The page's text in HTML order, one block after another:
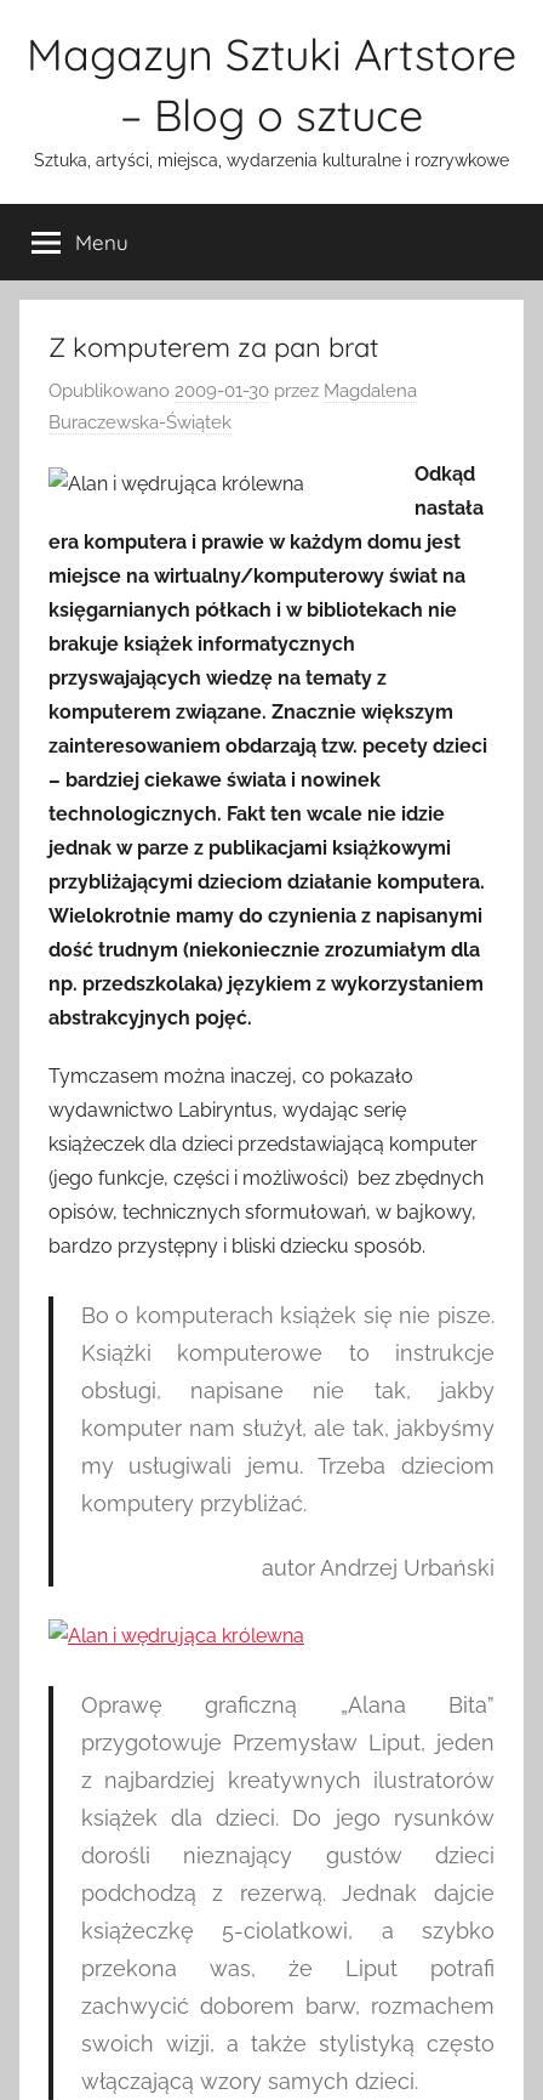
Magazyn Sztuki Artstore
– Blog o sztuce
Sztuka, artyści, miejsca, wydarzenia kulturalne i rozrywkowe
Menu
Z komputerem za pan brat
Opublikowano 2009-01-30 przez Magdalena
Buraczewska-Świątek
Odkąd
nastała
era komputera i prawie w każdym domu jest
miejsce na wirtualny/komputerowy świat na
księgarnianych półkach i w bibliotekach nie
brakuje książek informatycznych
przyswajających wiedzę na tematy z
komputerem związane. Znacznie większym
zainteresowaniem obdarzają tzw. pecety dzieci
– bardziej ciekawe świata i nowinek
technologicznych. Fakt ten wcale nie idzie
jednak w parze z publikacjami książkowymi
przybliżającymi dzieciom działanie komputera.
Wielokrotnie mamy do czynienia z napisanymi
dość trudnym (niekoniecznie zrozumiałym dla
np. przedszkolaka) językiem z wykorzystaniem
abstrakcyjnych pojęć.
Tymczasem można inaczej, co pokazało
wydawnictwo Labiryntus, wydając serię
książeczek dla dzieci przedstawiającą komputer
(jego funkcje, części i możliwości) bez zbędnych
opisów, technicznych sformułowań, w bajkowy,
bardzo przystępny i bliski dziecku sposób.
Bo o komputerach książek się nie pisze.
Książki komputerowe to instrukcje
obsługi, napisane nie tak, jakby
komputer nam służył, ale tak, jakbyśmy
my usługiwali jemu. Trzeba dzieciom
komputery przybliżać.
autor Andrzej Urbański
Oprawę graficzną „Alana Bita”
przygotowuje Przemysław Liput, jeden
z najbardziej kreatywnych ilustratorów
książek dla dzieci. Do jego rysunków
dorośli nieznający gustów dzieci
podchodzą z rezerwą. Jednak dajcie
książeczkę 5-ciolatkowi, a szybko
przekona was, że Liput potrafi
zachwycić doborem barw, rozmachem
swoich wizji, a także stylistyką często
włączającą wzory samych dzieci.